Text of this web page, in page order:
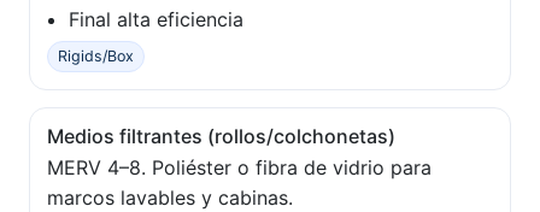
Final alta eficiencia
Rigids/Box
Medios filtrantes (rollos/colchonetas)
MERV 4–8. Poliéster o fibra de vidrio para
marcos lavables y cabinas.